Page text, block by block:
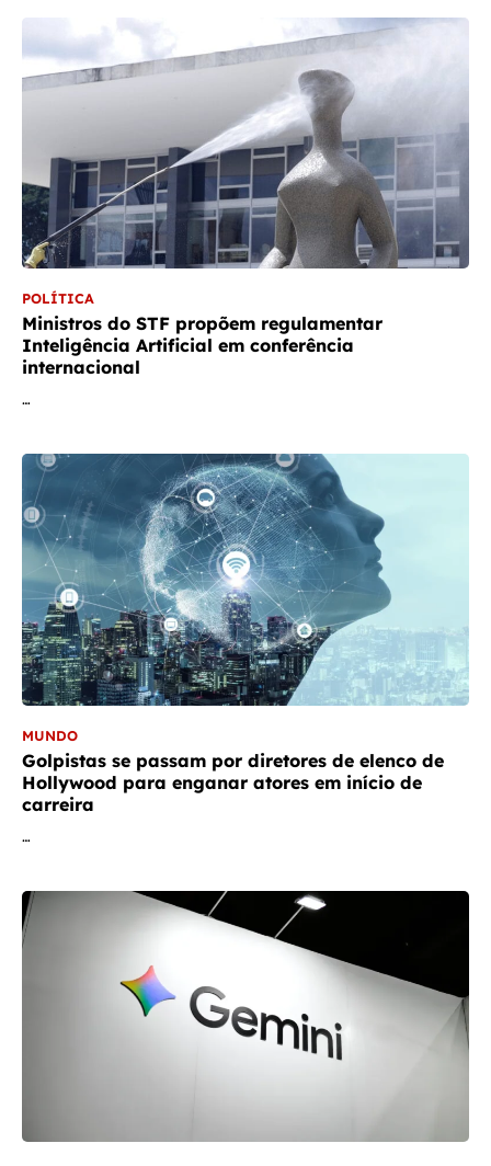
POLÍTICA
Ministros do STF propõem regulamentar
Inteligência Artificial em conferência
internacional
…
MUNDO
Golpistas se passam por diretores de elenco de
Hollywood para enganar atores em início de
carreira
…